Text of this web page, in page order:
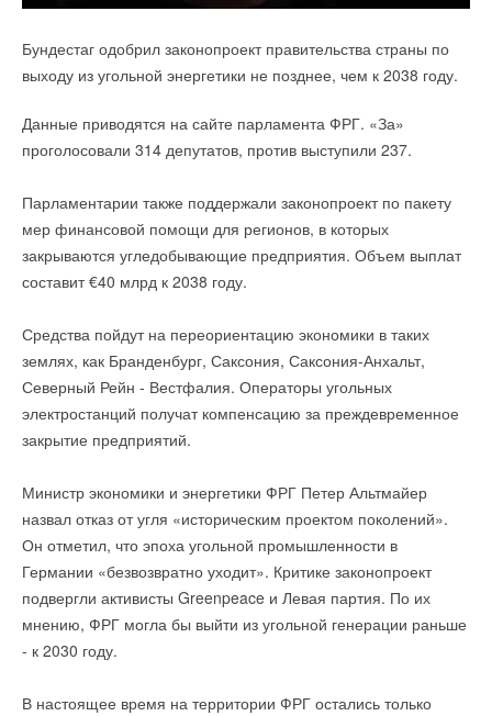
Бундестаг одобрил законопроект правительства страны по
выходу из угольной энергетики не позднее, чем к 2038 году.
Данные приводятся на сайте парламента ФРГ. «За»
проголосовали 314 депутатов, против выступили 237.
Парламентарии также поддержали законопроект по пакету
мер финансовой помощи для регионов, в которых
закрываются угледобывающие предприятия. Объем выплат
составит €40 млрд к 2038 году.
Средства пойдут на переориентацию экономики в таких
землях, как Бранденбург, Саксония, Саксония-Анхальт,
Северный Рейн - Вестфалия. Операторы угольных
электростанций получат компенсацию за преждевременное
закрытие предприятий.
Министр экономики и энергетики ФРГ Петер Альтмайер
назвал отказ от угля «историческим проектом поколений».
Он отметил, что эпоха угольной промышленности в
Германии «безвозвратно уходит». Критике законопроект
подвергли активисты Greenpeace и Левая партия. По их
мнению, ФРГ могла бы выйти из угольной генерации раньше
- к 2030 году.
В настоящее время на территории ФРГ остались только
системы приточной вентиляции небольших помещений.
Двухступенчатая система очистки воздуха (от механических
загрязнений и запахов) в сочетании с компактными
размерами и встроенной системой автоматики выгодно
Смотрите подробный видеообзор на YouTube:
Экраны-отражатели UMBRELLA отROYAL Climaдля
настенных сплит-систем | Экраны для кондиционеров:
Экраны-отражатели UMBRELLA от ROYAL Clima для
кондиционеров: